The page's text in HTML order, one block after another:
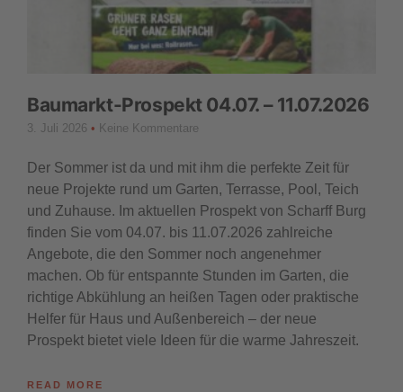
Baumarkt-Prospekt 04.07. – 11.07.2026
3. Juli 2026 Keine Kommentare
Der Sommer ist da und mit ihm die perfekte Zeit für
neue Projekte rund um Garten, Terrasse, Pool, Teich
und Zuhause. Im aktuellen Prospekt von Scharff Burg
finden Sie vom 04.07. bis 11.07.2026 zahlreiche
Angebote, die den Sommer noch angenehmer
machen. Ob für entspannte Stunden im Garten, die
richtige Abkühlung an heißen Tagen oder praktische
Helfer für Haus und Außenbereich – der neue
Prospekt bietet viele Ideen für die warme Jahreszeit.
READ MORE